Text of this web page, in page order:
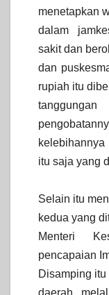
menetapkan
dalam
sakit dan
dan
rupiah itu
kelebihannya
itu saja yang
Selain itu
kedua yang
Menteri
pencapaian
Disamping